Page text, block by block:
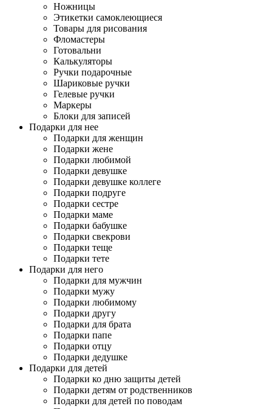
Ножницы
Этикетки самоклеющиеся
Товары для рисования
Фломастеры
Готовальни
Калькуляторы
Ручки подарочные
Шариковые ручки
Гелевые ручки
Маркеры
Блоки для записей
Подарки для нее
Подарки для женщин
Подарки жене
Подарки любимой
Подарки девушке
Подарки девушке коллеге
Подарки подруге
Подарки сестре
Подарки маме
Подарки бабушке
Подарки свекрови
Подарки теще
Подарки тете
Подарки для него
Подарки для мужчин
Подарки мужу
Подарки любимому
Подарки другу
Подарки для брата
Подарки папе
Подарки отцу
Подарки дедушке
Подарки для детей
Подарки ко дню защиты детей
Подарки детям от родственников
Подарки для детей по поводам